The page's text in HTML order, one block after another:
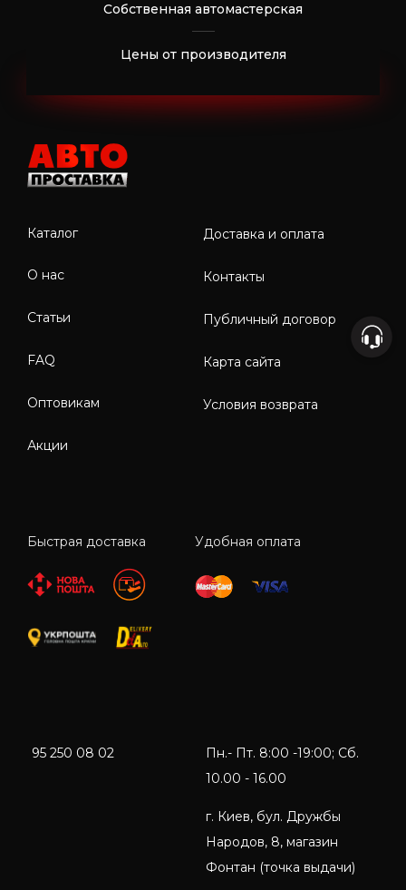
Собственная автомастерская
Цены от производителя
Каталог
О нас
Статьи
FAQ
Оптовикам
Акции
Доставка и оплата
Контакты
Публичный договор
Карта сайта
Условия возврата
Быстрая доставка Удобная оплата
95 250 08 02
Пн.- Пт. 8:00 -19:00; Сб.
10.00 - 16.00
г. Киев, бул. Дружбы
Народов, 8, магазин
Фонтан (точка выдачи)